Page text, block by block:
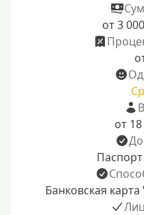
от 3
от
Банковская